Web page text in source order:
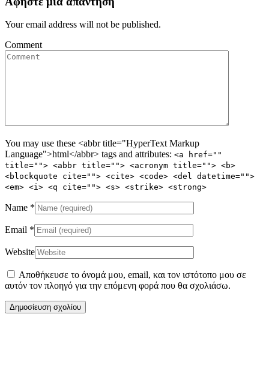
Your email address will not be published.
Comment
You may use these <abbr title="HyperText Markup
Language">html</abbr> tags and attributes: <a href=""
title=""> <abbr title=""> <acronym title=""> <b>
<blockquote cite=""> <cite> <code> <del datetime="">
<em> <i> <q cite=""> <s> <strike> <strong>
Name *
Email *
Website
Αποθήκευσε το όνομά μου, email, και τον ιστότοπο μου σε
αυτόν τον πλοηγό για την επόμενη φορά που θα σχολιάσω.